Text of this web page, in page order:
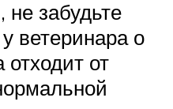
не забудьте
ветеринара о
отходит от